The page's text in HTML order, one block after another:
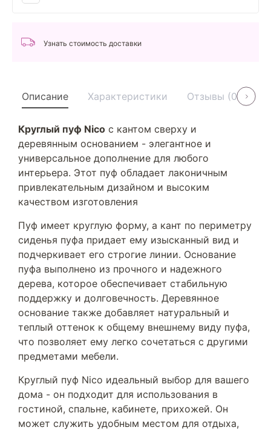
Узнать стоимость доставки
Описание Характеристики Отзывы (0)
Круглый пуф Nico с кантом сверху и
деревянным основанием - элегантное и
универсальное дополнение для любого
интерьера. Этот пуф обладает лаконичным
привлекательным дизайном и высоким
качеством изготовления
Пуф имеет круглую форму, а кант по периметру
сиденья пуфа придает ему изысканный вид и
подчеркивает его строгие линии. Основание
пуфа выполнено из прочного и надежного
дерева, которое обеспечивает стабильную
поддержку и долговечность. Деревянное
основание также добавляет натуральный и
теплый оттенок к общему внешнему виду пуфа,
что позволяет ему легко сочетаться с другими
предметами мебели.
Круглый пуф Nico идеальный выбор для вашего
дома - он подходит для использования в
гостиной, спальне, кабинете, прихожей. Он
может служить удобным местом для отдыха,